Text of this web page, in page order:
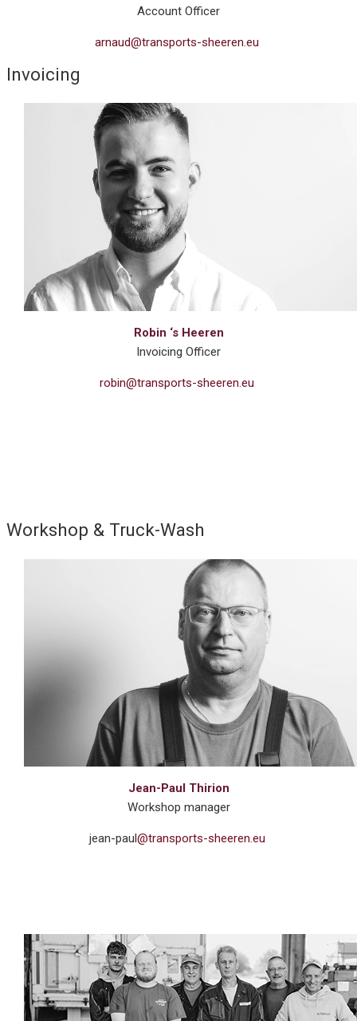
Account Officer
arnaud@transports-sheeren.eu
Invoicing
Robin ‘s Heeren
Invoicing Officer
robin@transports-sheeren.eu
Workshop & Truck-Wash
Jean-Paul Thirion
Workshop manager
jean-paul@transports-sheeren.eu